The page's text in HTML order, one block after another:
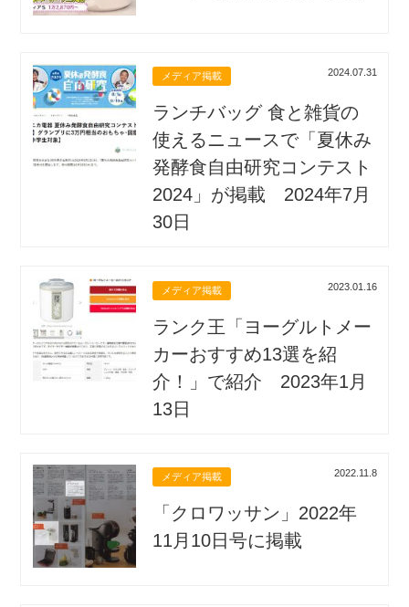
メディア掲載 2024.07.31
ランチバッグ 食と雑貨の
使えるニュースで「夏休み
発酵食自由研究コンテスト
2024」が掲載 2024年7月
30日
メディア掲載 2023.01.16
ランク王「ヨーグルトメー
カーおすすめ13選を紹
介！」で紹介 2023年1月
13日
メディア掲載 2022.11.8
「クロワッサン」2022年
11月10日号に掲載